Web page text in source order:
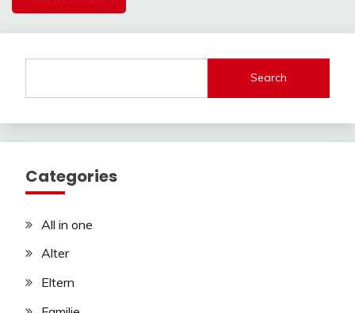
Search
Categories
All in one
Alter
Eltern